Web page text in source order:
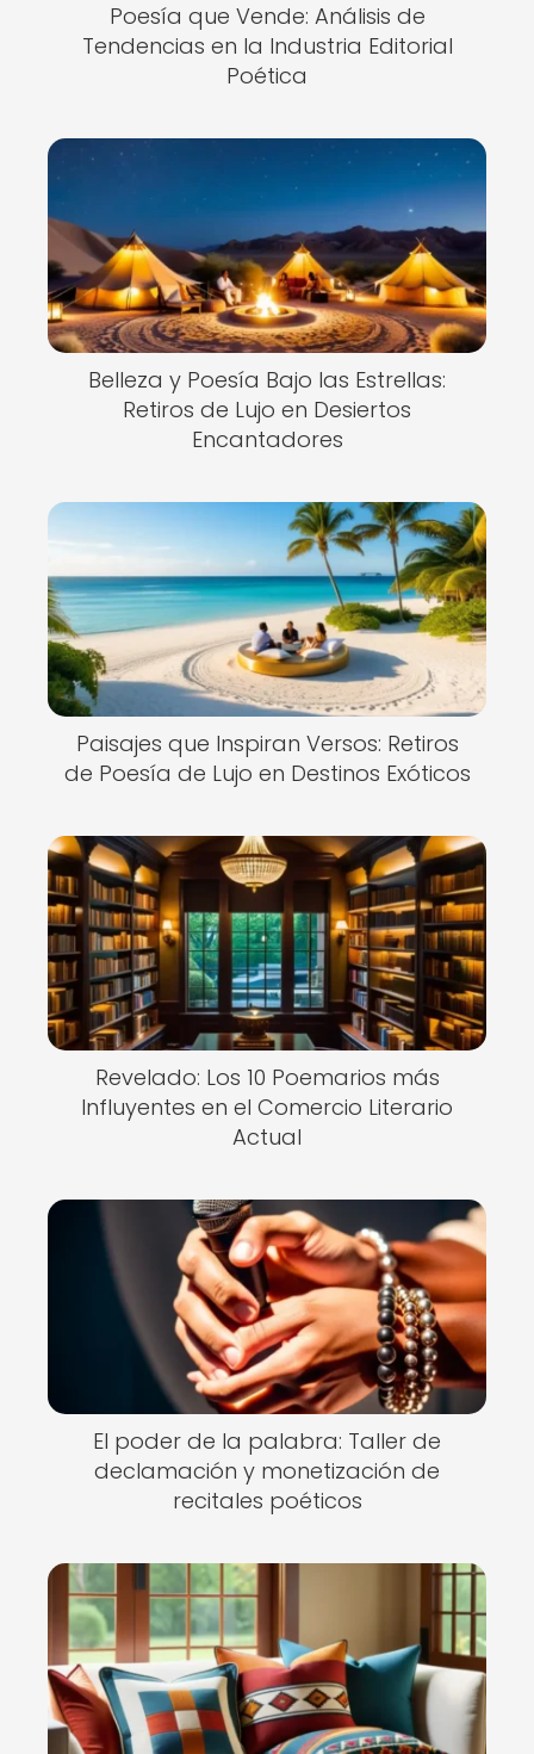
Poesía que Vende: Análisis de
Tendencias en la Industria Editorial
Poética
Belleza y Poesía Bajo las Estrellas:
Retiros de Lujo en Desiertos
Encantadores
Paisajes que Inspiran Versos: Retiros
de Poesía de Lujo en Destinos Exóticos
Revelado: Los 10 Poemarios más
Influyentes en el Comercio Literario
Actual
El poder de la palabra: Taller de
declamación y monetización de
recitales poéticos